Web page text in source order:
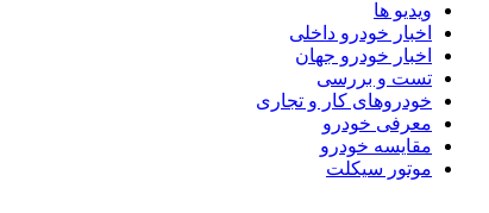
ویدیو ها
اخبار خودرو داخلی
اخبار خودرو جهان
تست و بررسی
خودروهای کار و تجاری
معرفی خودرو
مقایسه خودرو
موتور سیکلت